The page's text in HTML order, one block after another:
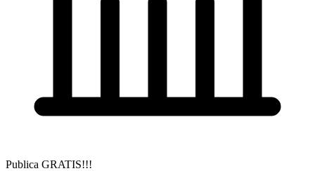
Publica GRATIS!!!